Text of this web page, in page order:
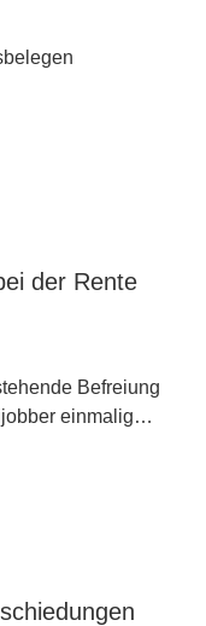
der Rente
Befreiung
einmalig…